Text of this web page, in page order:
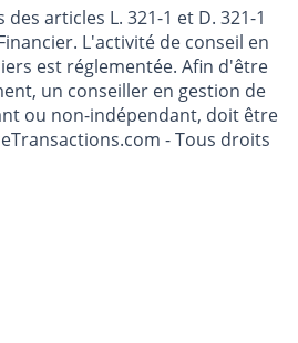
publiés sur le guide de
des conseils en
articles L. 321-1 et D. 321-1
L'activité de conseil en
est réglementée. Afin d'être
un conseiller en gestion de
ou non-indépendant, doit être